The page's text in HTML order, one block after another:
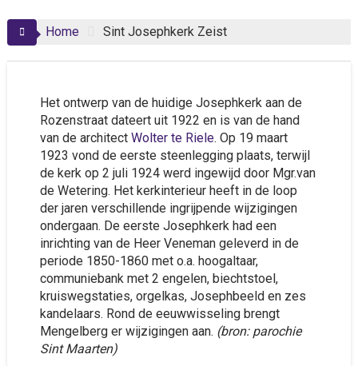
Home Sint Josephkerk Zeist
Het ontwerp van de huidige Josephkerk aan de
Rozenstraat dateert uit 1922 en is van de hand
van de architect Wolter te Riele. Op 19 maart
1923 vond de eerste steenlegging plaats, terwijl
de kerk op 2 juli 1924 werd ingewijd door Mgr.van
de Wetering. Het kerkinterieur heeft in de loop
der jaren verschillende ingrijpende wijzigingen
ondergaan. De eerste Josephkerk had een
inrichting van de Heer Veneman geleverd in de
periode 1850-1860 met o.a. hoogaltaar,
communiebank met 2 engelen, biechtstoel,
kruiswegstaties, orgelkas, Josephbeeld en zes
kandelaars. Rond de eeuwwisseling brengt
Mengelberg er wijzigingen aan. (bron: parochie
Sint Maarten)